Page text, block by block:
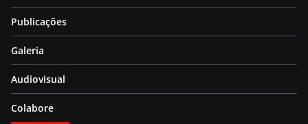
Publicações
Galeria
Audiovisual
Colabore